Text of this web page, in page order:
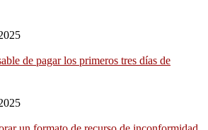
de pagar los primeros tres días de